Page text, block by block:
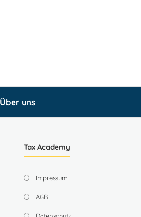
Über uns
Tax Academy
Impressum
AGB